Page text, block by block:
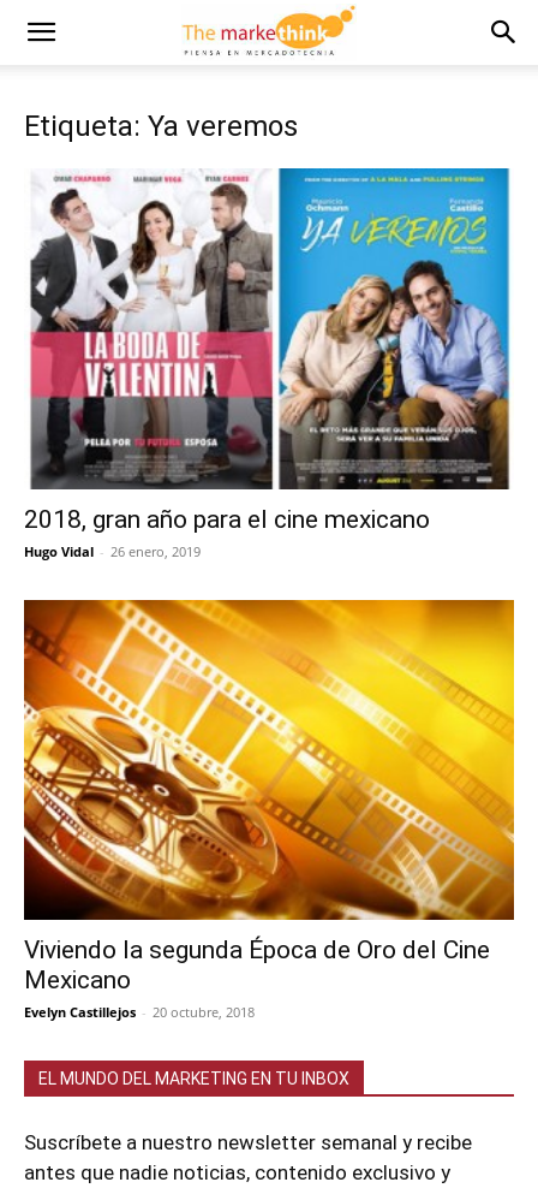
Etiqueta: Ya veremos
2018, gran año para el cine mexicano
Hugo Vidal - 26 enero, 2019
Viviendo la segunda Época de Oro del Cine
Mexicano
Evelyn Castillejos - 20 octubre, 2018
EL MUNDO DEL MARKETING EN TU INBOX
Suscríbete a nuestro newsletter semanal y recibe
antes que nadie noticias, contenido exclusivo y